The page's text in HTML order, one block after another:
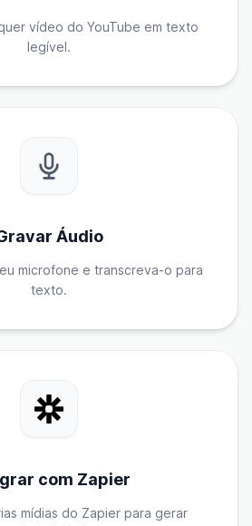
vídeo do YouTube em texto
legível.
Áudio
microfone e transcreva-o para
texto.
com Zapier
mídias do Zapier para gerar